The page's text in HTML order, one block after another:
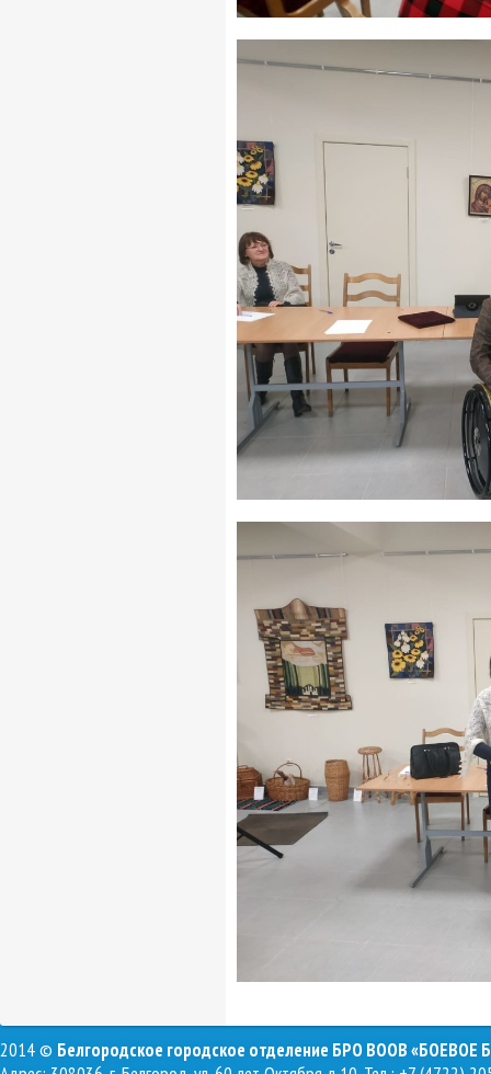
2014 © Белгородское городское отделение БРО ВООВ «БОЕВОЕ